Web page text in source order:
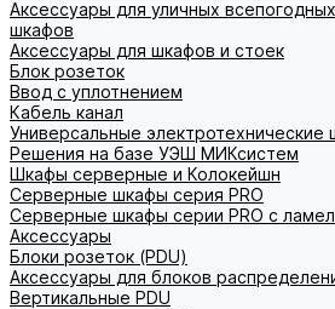
Аксессуары для уличных
шкафов
Аксессуары для шкафов и стоек
Блок розеток
Ввод с уплотнением
Кабель канал
Универсальные электротехнические
Решения на базе УЭШ МИКсистем
Шкафы серверные и Колокейшн
Серверные шкафы серия PRO
Серверные шкафы серии PRO с
Аксессуары
Блоки розеток (PDU)
Аксессуары для блоков
Вертикальные PDU